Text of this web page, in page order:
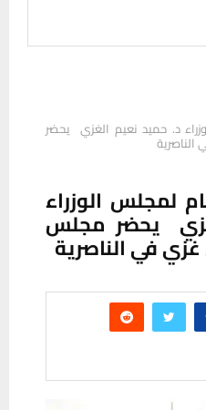
د. حميد نعيم الغزي يحضر
لمجلس الوزراء
يحضر مجلس
في الناصرية